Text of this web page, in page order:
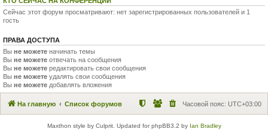
Сейчас этот форум просматривают: нет зарегистрированных пользователей и 1
гость
ПРАВА ДОСТУПА
Вы не можете начинать темы
Вы не можете отвечать на сообщения
Вы не можете редактировать свои сообщения
Вы не можете удалять свои сообщения
Вы не можете добавлять вложения
На главную Список форумов Часовой пояс: UTC+03:00
Maxthon style by Culprit. Updated for phpBB3.2 by Ian Bradley